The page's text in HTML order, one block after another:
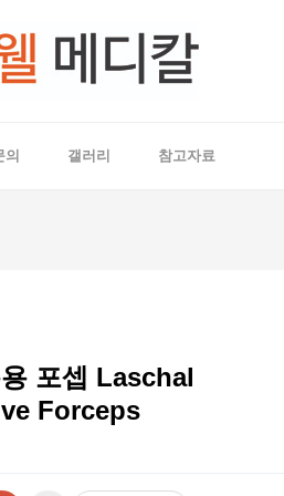
의 갤러리 참고자료
포셉 Laschal
Forceps